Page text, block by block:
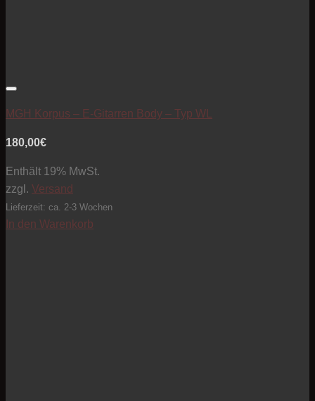
MGH Korpus – E-Gitarren Body – Typ WL
180,00€
Enthält 19% MwSt.
zzgl. Versand
Lieferzeit: ca. 2-3 Wochen
In den Warenkorb